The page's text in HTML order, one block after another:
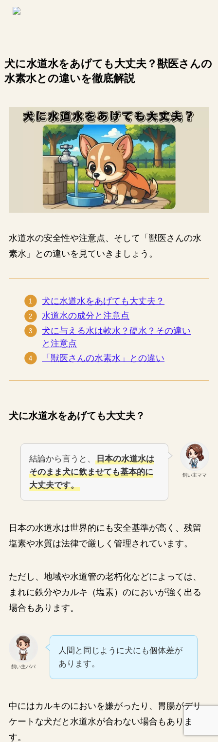
犬に水道水をあげても大丈夫？獣医さんの
水素水との違いを徹底解説
水道水の安全性や注意点、そして「獣医さんの水
素水」との違いを見ていきましょう。
犬に水道水をあげても大丈夫？
水道水の成分と注意点
犬に与える水は軟水？硬水？その違い
と注意点
「獣医さんの水素水」との違い
犬に水道水をあげても大丈夫？
飼い主ママ
結論から言うと、
日本の水道水は
そのまま犬に飲ませても基本的に
大丈夫です。
日本の水道水は世界的にも安全基準が高く、残留
塩素や水質は法律で厳しく管理されています。
ただし、地域や水道管の老朽化などによっては、
まれに鉄分やカルキ（塩素）のにおいが強く出る
場合もあります。
飼い主パパ
人間と同じように犬にも個体差が
あります。
中にはカルキのにおいを嫌がったり、胃腸がデリ
ケートな犬だと水道水が合わない場合もありま
す。